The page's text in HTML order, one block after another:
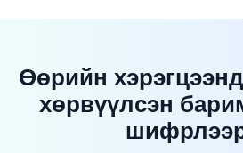
Өөрийн
хөрвүүлсэн